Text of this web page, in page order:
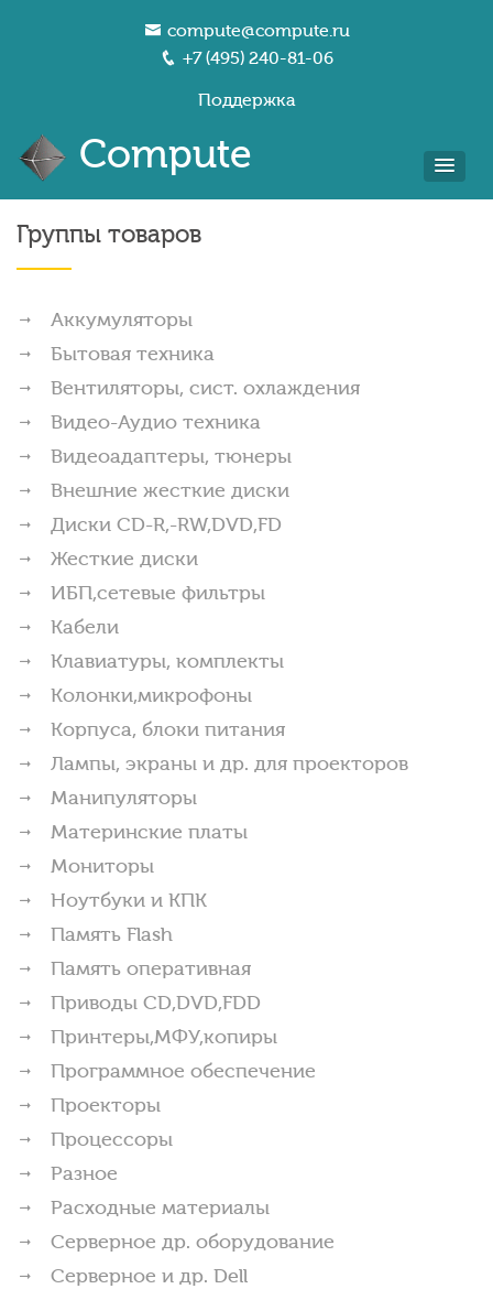
compute@compute.ru
+7 (495) 240-81-06
Поддержка
Compute
Группы товаров
Аккумуляторы
Бытовая техника
Вентиляторы, сист. охлаждения
Видео-Аудио техника
Видеоадаптеры, тюнеры
Внешние жесткие диски
Диски CD-R,-RW,DVD,FD
Жесткие диски
ИБП,сетевые фильтры
Кабели
Клавиатуры, комплекты
Колонки,микрофоны
Корпуса, блоки питания
Лампы, экраны и др. для проекторов
Манипуляторы
Материнские платы
Мониторы
Ноутбуки и КПК
Память Flash
Память оперативная
Приводы CD,DVD,FDD
Принтеры,МФУ,копиры
Программное обеспечение
Проекторы
Процессоры
Разное
Расходные материалы
Серверное др. оборудование
Серверное и др. Dell